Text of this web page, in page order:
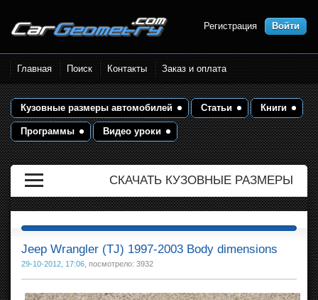
Размеры кузова автомобилей.
Контрольные точки и кузовные
размеры. Геометрия кузова
Регистрация Войти
Главная Поиск Контакты Заказ и оплата
Кузовные размеры автомобилей Статьи Книги
Программы Видео уроки
СКАЧАТЬ КУЗОВНЫЕ РАЗМЕРЫ
Jeep Wrangler (TJ) 1997-2003 Body dimensions
29-10-2012, 17:06 , посмотрело: 3932